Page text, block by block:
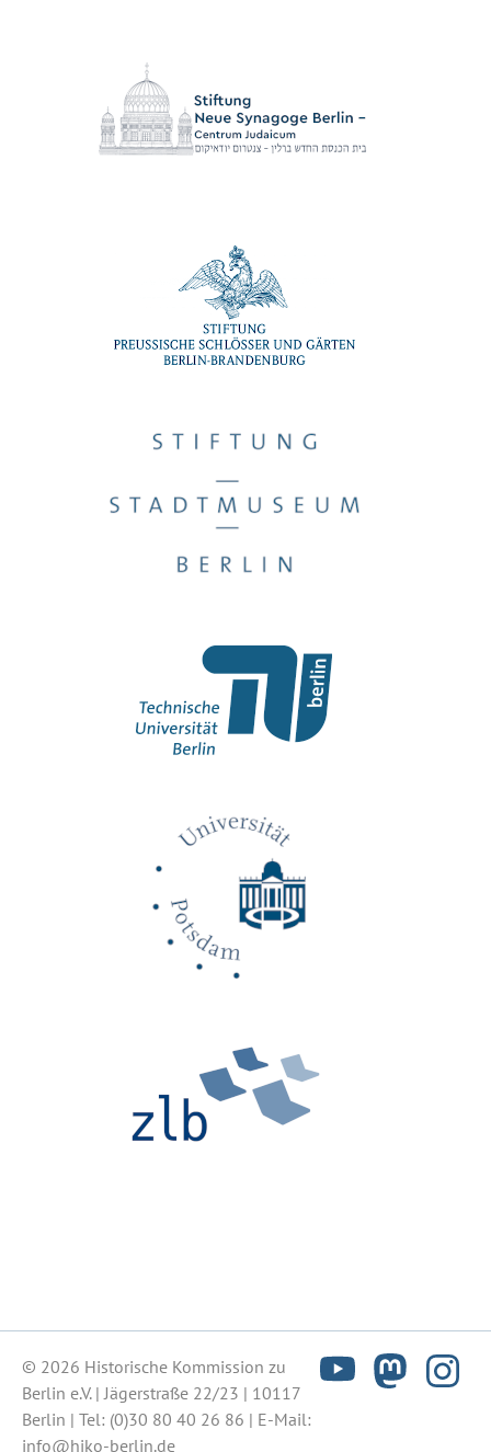
© 2026 Historische Kommission zu
Berlin e.V. | Jägerstraße 22/23 | 10117
Berlin | Tel: (0)30 80 40 26 86 | E-Mail:
info@hiko-berlin.de